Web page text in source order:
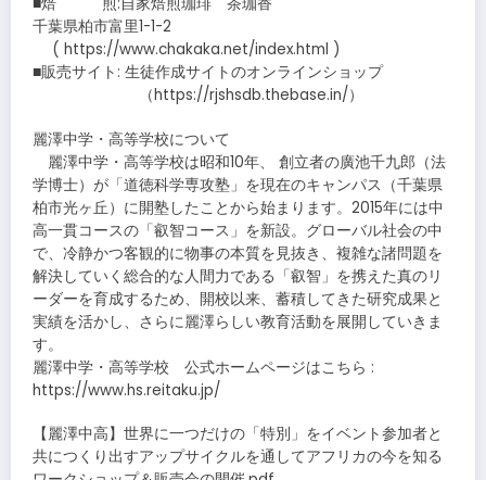
■焙 煎:自家焙煎珈琲 茶珈香
千葉県柏市富里1-1-2
( https://www.chakaka.net/index.html )
■販売サイト: 生徒作成サイトのオンラインショップ
（https://rjshsdb.thebase.in/）
麗澤中学・高等学校について
麗澤中学・高等学校は昭和10年、 創立者の廣池千九郎（法
学博士）が「道徳科学専攻塾」を現在のキャンパス（千葉県
柏市光ヶ丘）に開塾したことから始まります。2015年には中
高一貫コースの「叡智コース」を新設。グローバル社会の中
で、冷静かつ客観的に物事の本質を見抜き、複雑な諸問題を
解決していく総合的な人間力である「叡智」を携えた真のリ
ーダーを育成するため、開校以来、蓄積してきた研究成果と
実績を活かし、さらに麗澤らしい教育活動を展開していきま
す。
麗澤中学・高等学校 公式ホームページはこちら :
https://www.hs.reitaku.jp/
【麗澤中高】世界に一つだけの「特別」をイベント参加者と
共につくり出すアップサイクルを通してアフリカの今を知る